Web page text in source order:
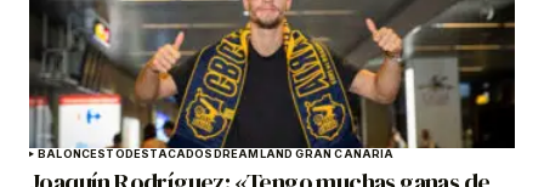
BALONCESTO DESTACADOS DREAMLAND GRAN CANARIA